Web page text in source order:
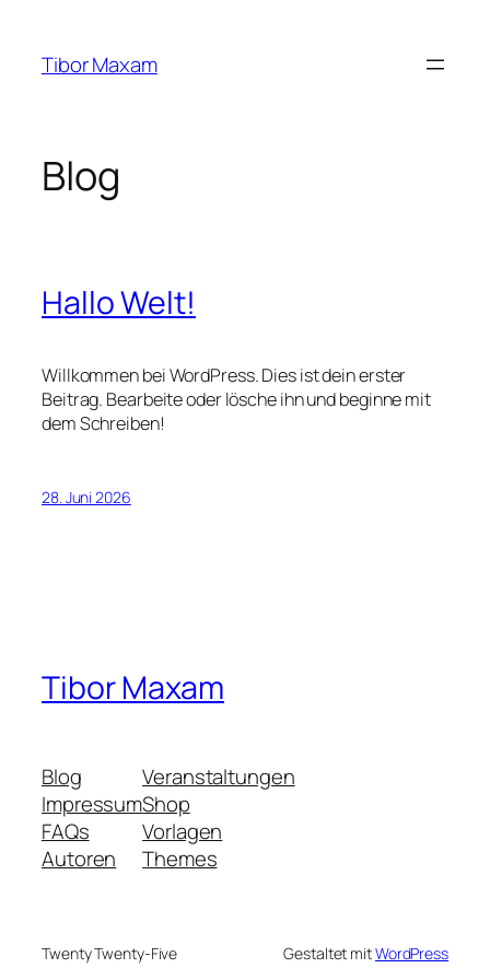
springen
Tibor Maxam
Blog
Hallo Welt!
Willkommen bei WordPress. Dies ist dein erster
Beitrag. Bearbeite oder lösche ihn und beginne mit
dem Schreiben!
28. Juni 2026
Tibor Maxam
Blog
Impressum
FAQs
Autoren
Veranstaltungen
Shop
Vorlagen
Themes
Twenty Twenty-Five Gestaltet mitWordPress